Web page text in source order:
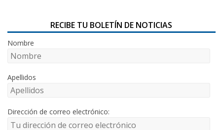
RECIBE TU BOLETÍN DE NOTICIAS
Nombre
Apellidos
Dirección de correo electrónico: